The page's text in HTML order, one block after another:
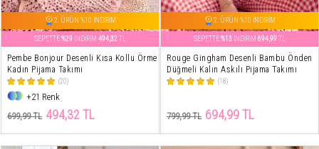
2. ÜRÜN %10 İNDİRİM
SEPETTE%29 İNDİRİM 494,32 TL
Pembe Bonjour Desenli Kısa Kollu Örme
Kadın Pijama Takımı
(20)
+21 Renk
699,99 TL 494,32 TL
2. ÜRÜN %10 İNDİRİM
SEPETTE%13 İNDİRİM 694,99 TL
Rouge Gingham Desenli Bambu Önden
Düğmeli Kalın Askılı Pijama Takımı
(18)
799,99 TL 694,99 TL